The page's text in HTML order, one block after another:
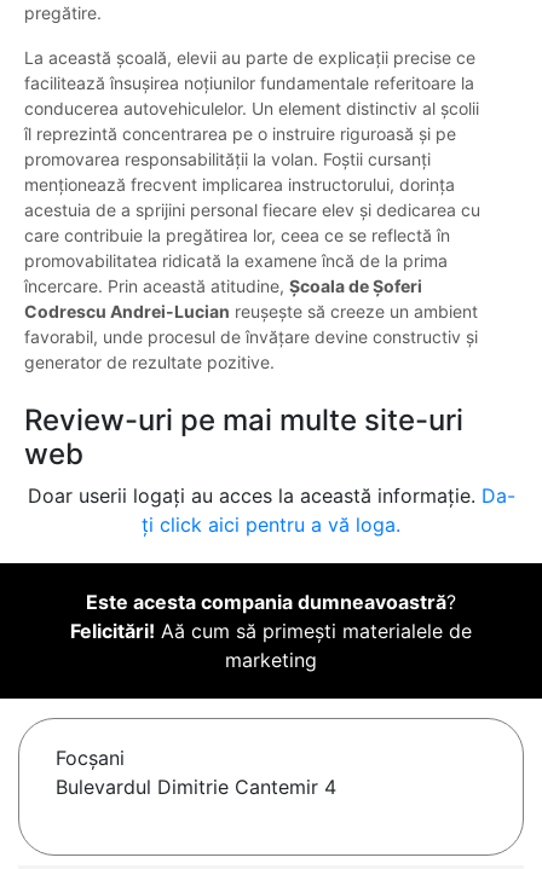
pregătire.
La această școală, elevii au parte de explicații precise ce
facilitează însușirea noțiunilor fundamentale referitoare la
conducerea autovehiculelor. Un element distinctiv al școlii
îl reprezintă concentrarea pe o instruire riguroasă și pe
promovarea responsabilității la volan. Foștii cursanți
menționează frecvent implicarea instructorului, dorința
acestuia de a sprijini personal fiecare elev și dedicarea cu
care contribuie la pregătirea lor, ceea ce se reflectă în
promovabilitatea ridicată la examene încă de la prima
încercare. Prin această atitudine, Școala de Șoferi
Codrescu Andrei-Lucian reușește să creeze un ambient
favorabil, unde procesul de învățare devine constructiv și
generator de rezultate pozitive.
Review-uri pe mai multe site-uri
web
Doar userii logați au acces la această informație. Da-
ți click aici pentru a vă loga.
Este acesta compania dumneavoastră?
Felicitări! Aă cum să primești materialele de
marketing
Focşani
Bulevardul Dimitrie Cantemir 4